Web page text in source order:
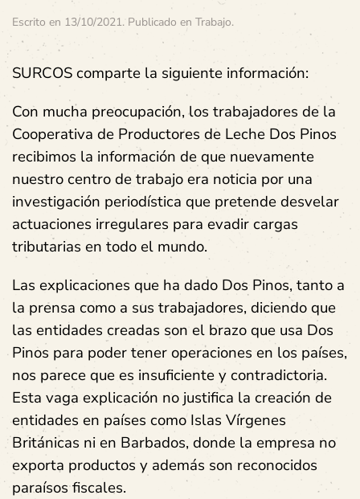
Escrito en 13/10/2021. Publicado en Trabajo.
SURCOS comparte la siguiente información:
Con mucha preocupación, los trabajadores de la
Cooperativa de Productores de Leche Dos Pinos
recibimos la información de que nuevamente
nuestro centro de trabajo era noticia por una
investigación periodística que pretende desvelar
actuaciones irregulares para evadir cargas
tributarias en todo el mundo.
Las explicaciones que ha dado Dos Pinos, tanto a
la prensa como a sus trabajadores, diciendo que
las entidades creadas son el brazo que usa Dos
Pinos para poder tener operaciones en los países,
nos parece que es insuficiente y contradictoria.
Esta vaga explicación no justifica la creación de
entidades en países como Islas Vírgenes
Británicas ni en Barbados, donde la empresa no
exporta productos y además son reconocidos
paraísos fiscales.